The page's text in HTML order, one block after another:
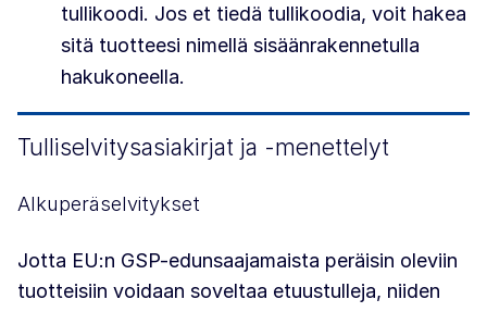
tullikoodi. Jos et tiedä tullikoodia, voit hakea
sitä tuotteesi nimellä sisäänrakennetulla
hakukoneella.
Tulliselvitysasiakirjat ja -menettelyt
Alkuperäselvitykset
Jotta EU:n GSP-edunsaajamaista peräisin oleviin
tuotteisiin voidaan soveltaa etuustulleja, niiden